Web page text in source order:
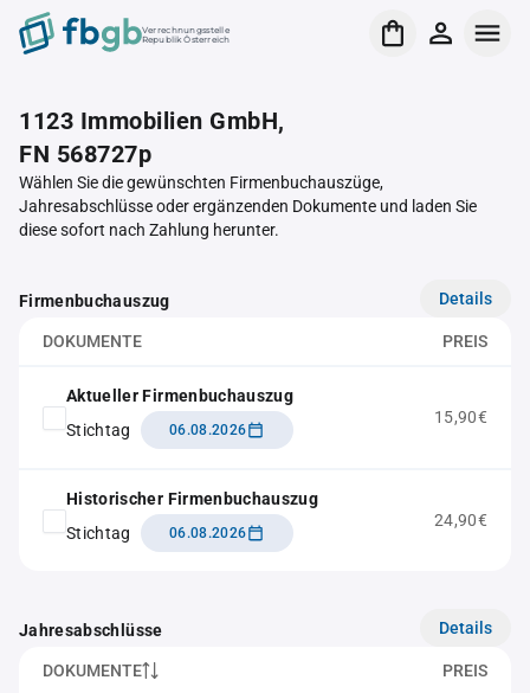
Verrechnungsstelle
Republik Österreich
1123 Immobilien GmbH,
FN 568727p
Wählen Sie die gewünschten Firmenbuchauszüge,
Jahresabschlüsse oder ergänzenden Dokumente und laden Sie
diese sofort nach Zahlung herunter.
Firmenbuchauszug Details
DOKUMENTE PREIS
Aktueller Firmenbuchauszug
Stichtag
06.08.2026
15,90€
Historischer Firmenbuchauszug
Stichtag
06.08.2026
24,90€
Jahresabschlüsse Details
DOKUMENTE PREIS